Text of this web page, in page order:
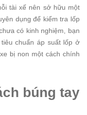
tài xế nên sở hữu một
dụng để kiểm tra lốp
có kinh nghiệm, bạn
chuẩn áp suất lốp ở
bị non một cách chính
búng tay